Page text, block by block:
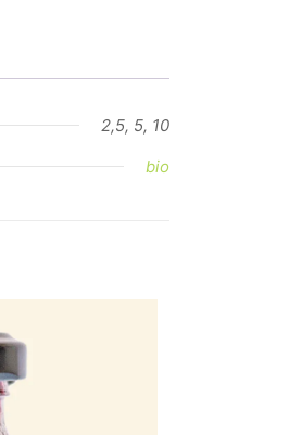
2,5, 5, 10
bio